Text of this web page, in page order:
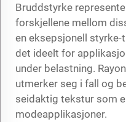
Bruddstyrke
forskjellene mellom
en eksepsjonell
det ideelt for
under belastning.
utmerker seg i fall og
seidaktig tekstur som
modeapplikasjoner.